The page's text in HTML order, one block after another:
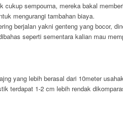
sempourna, mereka bakal
mengurangi tambahan biaya.
berjalan yakni genteng yang bocor,
seperti sementara kalian mau
yang lebih berasal dari 10meter
terdapat 1-2 cm lebih rendak